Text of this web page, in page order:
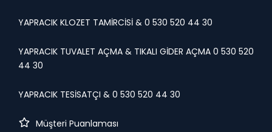
YAPRACIK KLOZET TAMİRCİSİ & 0 530 520 44 30
YAPRACIK TUVALET AÇMA & TIKALI GİDER AÇMA 0 530 520
44 30
YAPRACIK TESİSATÇI & 0 530 520 44 30
Müşteri Puanlaması